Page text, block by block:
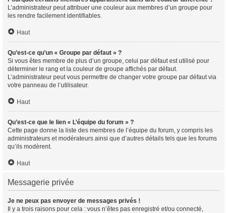
L’administrateur peut attribuer une couleur aux membres d’un groupe pour
les rendre facilement identifiables.
Haut
Qu’est-ce qu’un « Groupe par défaut » ?
Si vous êtes membre de plus d’un groupe, celui par défaut est utilisé pour
déterminer le rang et la couleur de groupe affichés par défaut.
L’administrateur peut vous permettre de changer votre groupe par défaut via
votre panneau de l’utilisateur.
Haut
Qu’est-ce que le lien « L’équipe du forum » ?
Cette page donne la liste des membres de l’équipe du forum, y compris les
administrateurs et modérateurs ainsi que d’autres détails tels que les forums
qu’ils modèrent.
Haut
Messagerie privée
Je ne peux pas envoyer de messages privés !
Il y a trois raisons pour cela : vous n’êtes pas enregistré et/ou connecté,